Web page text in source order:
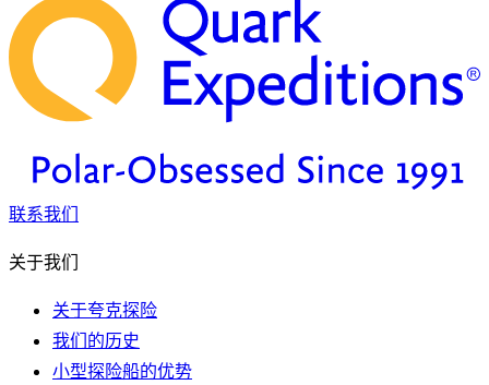
联系我们
关于我们
关于夸克探险
我们的历史
小型探险船的优势